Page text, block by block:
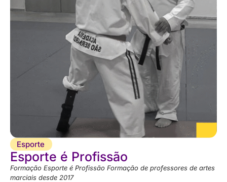
Esporte
Esporte é Profissão
Formação Esporte é Profissão Formação de professores de artes
marciais desde 2017